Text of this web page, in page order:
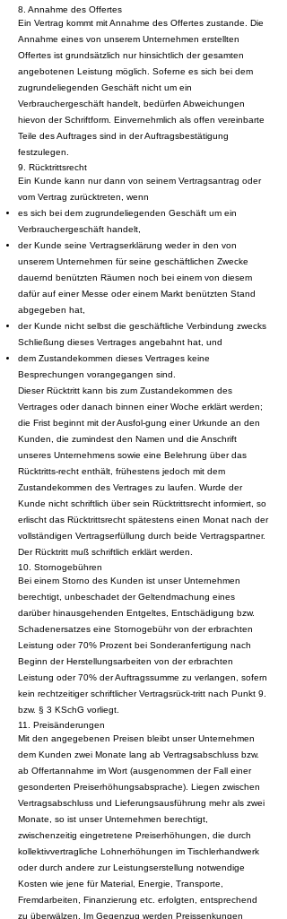
8. Annahme des Offertes
Ein Vertrag kommt mit Annahme des Offertes zustande. Die
Annahme eines von unserem Unternehmen erstellten
Offertes ist grundsätzlich nur hinsichtlich der gesamten
angebotenen Leistung möglich. Soferne es sich bei dem
zugrundeliegenden Geschäft nicht um ein
Verbrauchergeschäft handelt, bedürfen Abweichungen
hievon der Schriftform. Einvernehmlich als offen vereinbarte
Teile des Auftrages sind in der Auftragsbestätigung
festzulegen.
9. Rücktrittsrecht
Ein Kunde kann nur dann von seinem Vertragsantrag oder
vom Vertrag zurücktreten, wenn
es sich bei dem zugrundeliegenden Geschäft um ein
Verbrauchergeschäft handelt,
der Kunde seine Vertragserklärung weder in den von
unserem Unternehmen für seine geschäftlichen Zwecke
dauernd benützten Räumen noch bei einem von diesem
dafür auf einer Messe oder einem Markt benützten Stand
abgegeben hat,
der Kunde nicht selbst die geschäftliche Verbindung zwecks
Schließung dieses Vertrages angebahnt hat, und
dem Zustandekommen dieses Vertrages keine
Besprechungen vorangegangen sind.
Dieser Rücktritt kann bis zum Zustandekommen des
Vertrages oder danach binnen einer Woche erklärt werden;
die Frist beginnt mit der Ausfol-gung einer Urkunde an den
Kunden, die zumindest den Namen und die Anschrift
unseres Unternehmens sowie eine Belehrung über das
Rücktritts-recht enthält, frühestens jedoch mit dem
Zustandekommen des Vertrages zu laufen. Wurde der
Kunde nicht schriftlich über sein Rücktrittsrecht informiert, so
erlischt das Rücktrittsrecht spätestens einen Monat nach der
vollständigen Vertragserfüllung durch beide Vertragspartner.
Der Rücktritt muß schriftlich erklärt werden.
10. Stornogebühren
Bei einem Storno des Kunden ist unser Unternehmen
berechtigt, unbeschadet der Geltendmachung eines
darüber hinausgehenden Entgeltes, Entschädigung bzw.
Schadenersatzes eine Stornogebühr von der erbrachten
Leistung oder 70% Prozent bei Sonderanfertigung nach
Beginn der Herstellungsarbeiten von der erbrachten
Leistung oder 70% der Auftragssumme zu verlangen, sofern
kein rechtzeitiger schriftlicher Vertragsrück-tritt nach Punkt 9.
bzw. § 3 KSchG vorliegt.
11. Preisänderungen
Mit den angegebenen Preisen bleibt unser Unternehmen
dem Kunden zwei Monate lang ab Vertragsabschluss bzw.
ab Offertannahme im Wort (ausgenommen der Fall einer
gesonderten Preiserhöhungsabsprache). Liegen zwischen
Vertragsabschluss und Lieferungsausführung mehr als zwei
Monate, so ist unser Unternehmen berechtigt,
zwischenzeitig eingetretene Preiserhöhungen, die durch
kollektivvertragliche Lohnerhöhungen im Tischlerhandwerk
oder durch andere zur Leistungserstellung notwendige
Kosten wie jene für Material, Energie, Transporte,
Fremdarbeiten, Finanzierung etc. erfolgten, entsprechend
zu überwälzen. Im Gegenzug werden Preissenkungen